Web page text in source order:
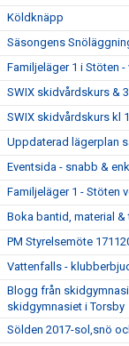
Köldknäpp
Säsongens
Familjeläger 1 i Stöten -
SWIX skidvårdskurs &
SWIX skidvårdskurs kl
Uppdaterad lägerplan
Eventsida - snabb &
Familjeläger 1 - Stöten
Boka bantid, material &
PM Styrelsemöte
Vattenfalls -
Blogg från
skidgymnasiet i Torsby
Sölden 2017-sol,snö